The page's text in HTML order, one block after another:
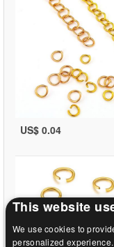
US$ 0.04
This website
We use cookies to
personalized